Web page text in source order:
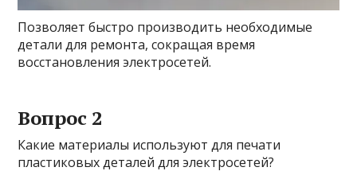
Позволяет быстро производить необходимые
детали для ремонта, сокращая время
восстановления электросетей.
Вопрос 2
Какие материалы используют для печати
пластиковых деталей для электросетей?